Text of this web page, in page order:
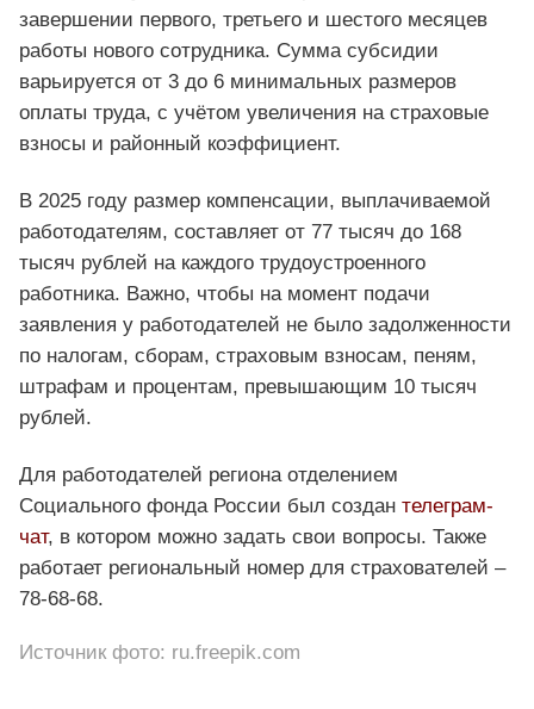
завершении первого, третьего и шестого месяцев
работы нового сотрудника. Сумма субсидии
варьируется от 3 до 6 минимальных размеров
оплаты труда, с учётом увеличения на страховые
взносы и районный коэффициент.
В 2025 году размер компенсации, выплачиваемой
работодателям, составляет от 77 тысяч до 168
тысяч рублей на каждого трудоустроенного
работника. Важно, чтобы на момент подачи
заявления у работодателей не было задолженности
по налогам, сборам, страховым взносам, пеням,
штрафам и процентам, превышающим 10 тысяч
рублей.
Для работодателей региона отделением
Социального фонда России был создан телеграм-
чат, в котором можно задать свои вопросы. Также
работает региональный номер для страхователей –
78-68-68.
Источник фото: ru.freepik.com